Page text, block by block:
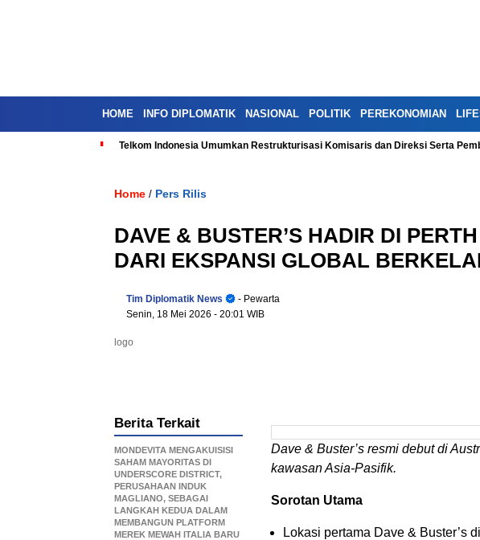
HOME INFO DIPLOMATIK NASIONAL POLITIK PEREKONOMIAN
Telkom Indonesia Umumkan Restrukturisasi Komisaris dan Direksi Serta
Home / Pers Rilis
DAVE & BUSTER’S HADIR DI
DARI EKSPANSI GLOBAL
Tim Diplomatik News
- Pewarta
Senin, 18 Mei 2026 - 20:01 WIB
logo
Dave & Buster’s resmi debut di
kawasan Asia-Pasifik.
Sorotan Utama
Lokasi pertama Dave & Buster’s
Berita Terkait
MONDEVITA MENGAKUISISI
SAHAM MAYORITAS DI
UNDERSCORE DISTRICT,
PERUSAHAAN INDUK
MAGLIANO, SEBAGAI
LANGKAH KEDUA DALAM
MEMBANGUN PLATFORM
MEREK MEWAH ITALIA BARU